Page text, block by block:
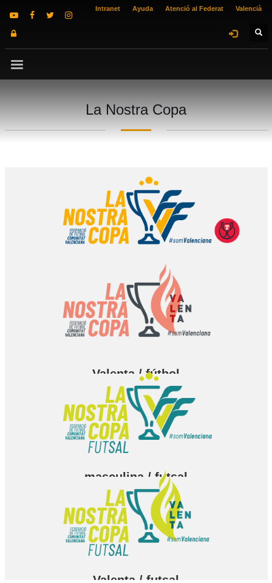
Intranet Ayuda Atenció al Federat Valencià
La Nostra Copa
masculina / fútbol
Valenta / fútbol
masculina / futsal